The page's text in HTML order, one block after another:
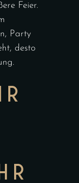
Feier.
Party
desto